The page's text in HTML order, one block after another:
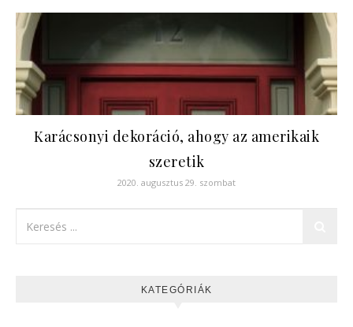
Karácsonyi dekoráció, ahogy az amerikaik
szeretik
2020. augusztus 29. szombat
KATEGÓRIÁK